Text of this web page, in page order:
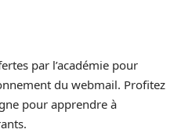
par l’académie pour
du webmail. Profitez
pour apprendre à